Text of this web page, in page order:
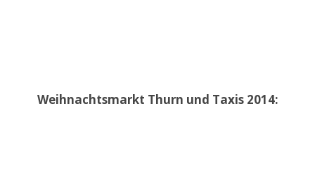
Weihnachtsmarkt Thurn und Taxis 2014: